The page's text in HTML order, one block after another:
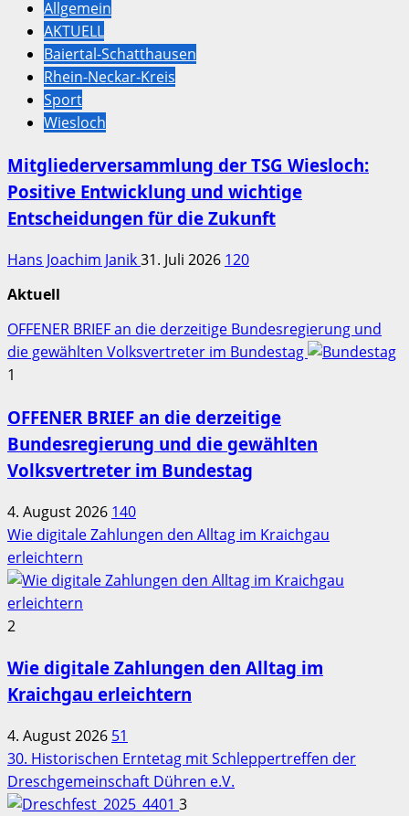
Allgemein
AKTUELL
Baiertal-Schatthausen
Rhein-Neckar-Kreis
Sport
Wiesloch
Mitgliederversammlung der TSG Wiesloch:
Positive Entwicklung und wichtige
Entscheidungen für die Zukunft
Hans Joachim Janik31. Juli 2026 120
Aktuell
OFFENER BRIEF an die derzeitige Bundesregierung und
die gewählten Volksvertreter im Bundestag
1
OFFENER BRIEF an die derzeitige
Bundesregierung und die gewählten
Volksvertreter im Bundestag
4. August 2026 140
Wie digitale Zahlungen den Alltag im Kraichgau
erleichtern
2
Wie digitale Zahlungen den Alltag im
Kraichgau erleichtern
4. August 2026 51
30. Historischen Erntetag mit Schleppertreffen der
Dreschgemeinschaft Dühren e.V.
3